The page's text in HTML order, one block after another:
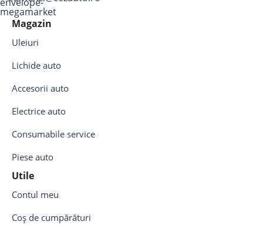
Magazin
Uleiuri
Lichide auto
Accesorii auto
Electrice auto
Consumabile service
Piese auto
Utile
Contul meu
Coș de cumpărături